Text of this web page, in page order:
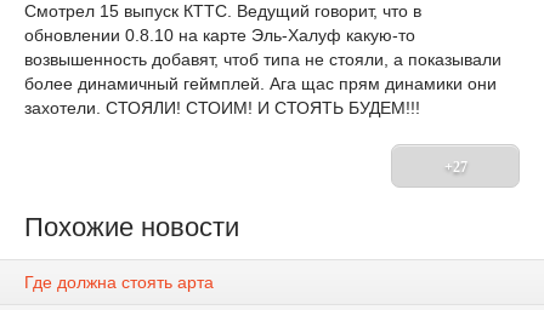
Смотрел 15 выпуск КТТС. Ведущий говорит, что в
обновлении 0.8.10 на карте Эль-Халуф какую-то
возвышенность добавят, чтоб типа не стояли, а показывали
более динамичный геймплей. Ага щас прям динамики они
захотели. СТОЯЛИ! СТОИМ! И СТОЯТЬ БУДЕМ!!!
+27
Похожие новости
Где должна стоять арта